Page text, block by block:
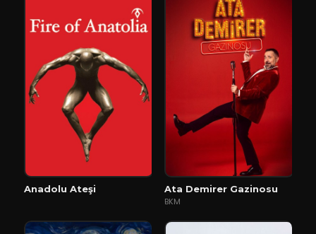
Anadolu Ateşi
Ata Demirer Gazinosu
BKM